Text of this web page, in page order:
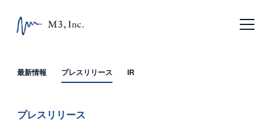
最新情報 プレスリリース IR
プレスリリース